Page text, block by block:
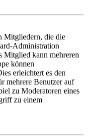
Mitgliedern, die die
Administration
Mitglied kann mehreren
können
erleichtert es den
mehrere Benutzer auf
zu Moderatoren eines
zu einem